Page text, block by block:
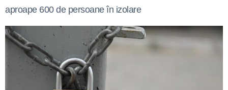
aproape 600 de persoane în izolare